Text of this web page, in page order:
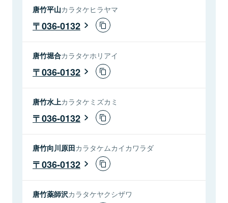
唐竹平山カラタケヒラヤマ
036-0132
唐竹堀合カラタケホリアイ
036-0132
唐竹水上カラタケミズカミ
036-0132
唐竹向川原田カラタケムカイカワラダ
036-0132
唐竹薬師沢カラタケヤクシザワ